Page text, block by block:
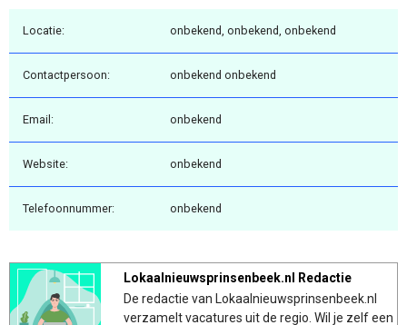
Locatie: onbekend, onbekend, onbekend
Contactpersoon: onbekend onbekend
Email: onbekend
Website: onbekend
Telefoonnummer: onbekend
Lokaalnieuwsprinsenbeek.nl Redactie
De redactie van Lokaalnieuwsprinsenbeek.nl
verzamelt vacatures uit de regio. Wil je zelf een